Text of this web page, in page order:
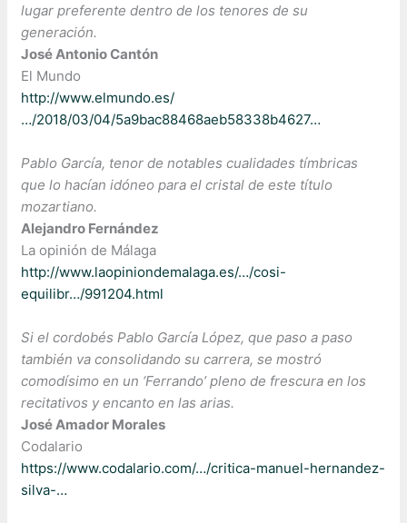
lugar preferente dentro de los tenores de su
generación.
José Antonio Cantón
El Mundo
http://www.elmundo.es/
…/2018/03/04/5a9bac88468aeb58338b4627…
Pablo García, tenor de notables cualidades tímbricas
que lo hacían idóneo para el cristal de este título
mozartiano.
Alejandro Fernández
La opinión de Málaga
http://www.laopiniondemalaga.es/…/cosi-
equilibr…/991204.html
Si el cordobés Pablo García López, que paso a paso
también va consolidando su carrera, se mostró
comodísimo en un ‘Ferrando’ pleno de frescura en los
recitativos y encanto en las arias.
José Amador Morales
Codalario
https://www.codalario.com/…/critica-manuel-hernandez-
silva-…